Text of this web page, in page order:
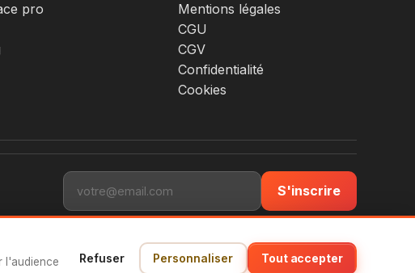
l'audience
Refuser Personnaliser Tout accepter
pro
Mentions légales
CGU
CGV
Confidentialité
Cookies
S'inscrire